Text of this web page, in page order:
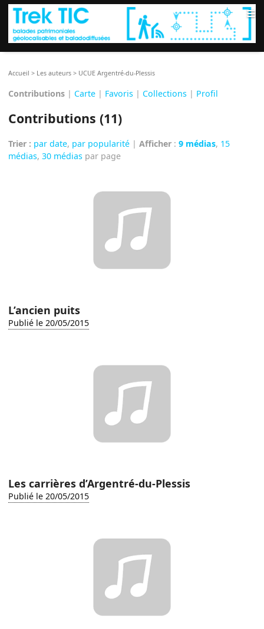
≡
Accueil > Les auteurs > UCUE Argentré-du-Plessis
Contributions | Carte | Favoris | Collections | Profil
Contributions (11)
Trier : par date, par popularité |Afficher :9 médias, 15
médias,30 médias par page
L’ancien puits
Publié le 20/05/2015
Les carrières d’Argentré-du-Plessis
Publié le 20/05/2015